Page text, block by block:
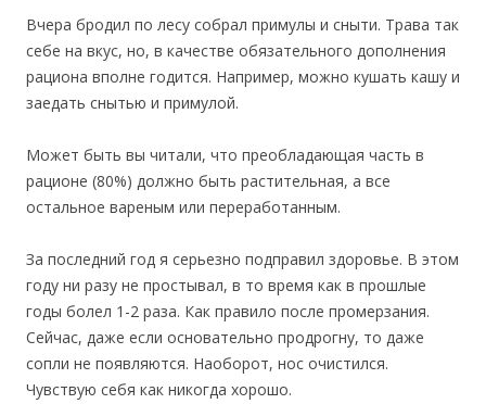
Вчера бродил по лесу собрал примулы и сныти. Трава так
себе на вкус, но, в качестве обязательного дополнения
рациона вполне годится. Например, можно кушать кашу и
заедать снытью и примулой.
Может быть вы читали, что преобладающая часть в
рационе (80%) должно быть растительная, а все
остальное вареным или переработанным.
За последний год я серьезно подправил здоровье. В этом
году ни разу не простывал, в то время как в прошлые
годы болел 1-2 раза. Как правило после промерзания.
Сейчас, даже если основательно продрогну, то даже
сопли не появляются. Наоборот, нос очистился.
Чувствую себя как никогда хорошо.